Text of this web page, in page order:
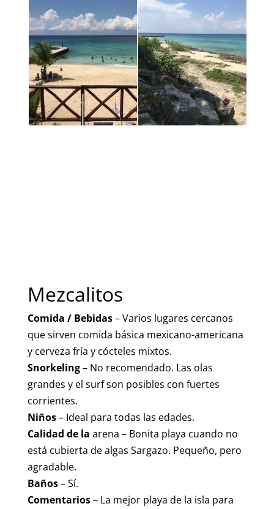
Mezcalitos
Comida / Bebidas– Varios lugares cercanos
que sirven comida básica mexicano-americana
y cerveza fría y cócteles mixtos.
Snorkeling– No recomendado. Las olas
grandes y el surf son posibles con fuertes
corrientes.
Niños– Ideal para todas las edades.
Calidad de la arena – Bonita playa cuando no
está cubierta de algas Sargazo. Pequeño, pero
agradable.
Baños– Sí.
Comentarios– La mejor playa de la isla para